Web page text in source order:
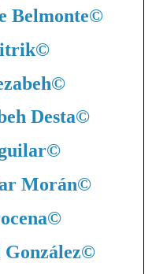
Belmonte©
©
©
Desta©
©
Morán©
©
©